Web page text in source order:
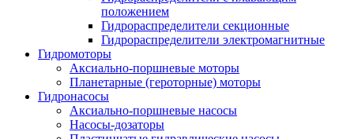
положением
Гидрораспределители секционные
Гидрораспределители электромагнитные
Гидромоторы
Аксиально-поршневые моторы
Планетарные (героторные) моторы
Гидронасосы
Аксиально-поршневые насосы
Насосы-дозаторы